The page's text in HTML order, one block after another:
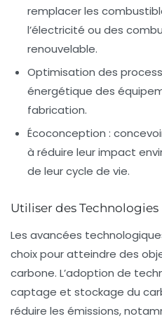
remplacer les
l’électricité ou des
renouvelable.
Optimisation des
énergétique des
fabrication.
Écoconception :
à réduire leur impact
de leur cycle de vie.
Utiliser des
Les avancées
choix pour atteindre des
carbone. L’adoption de
captage et stockage du
réduire les émissions,